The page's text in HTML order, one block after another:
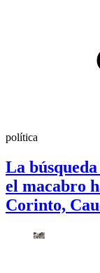
política
La
el macabro
Corinto,